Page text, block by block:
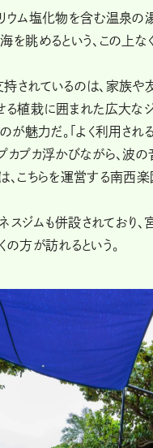
ウム塩化物を含む温泉
を眺めるという、この上
されているのは、家族や
植栽に囲まれた広大な
が魅力だ。「よく利用さ
カプカ浮かびながら、波
こちらを運営する南西楽
トネスジムも併設されて
方が訪れるという。